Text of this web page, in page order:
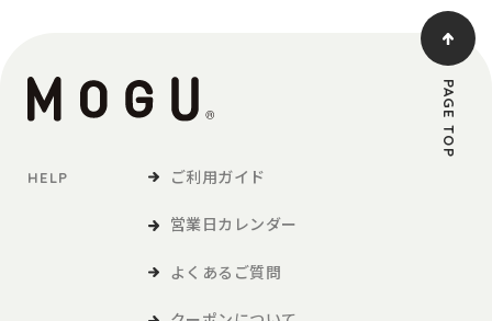
HELP ご利用ガイド
営業日カレンダー
よくあるご質問
PAGE TOP